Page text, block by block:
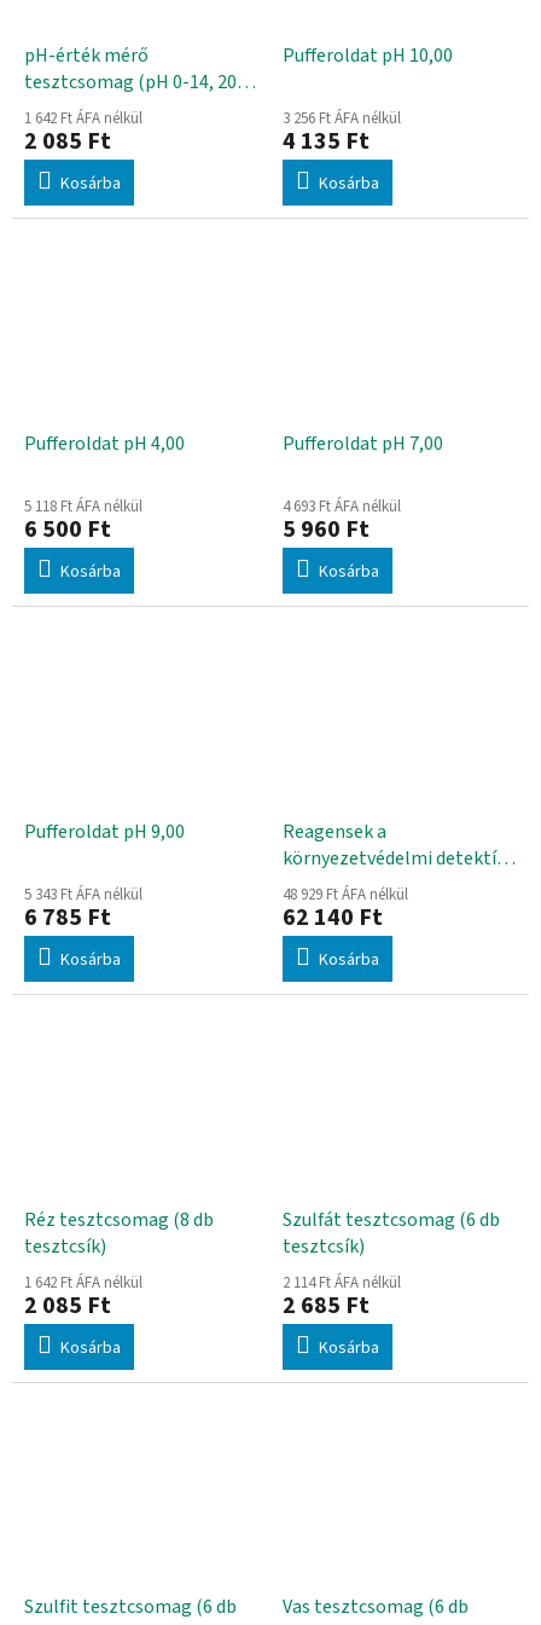
pH-érték mérő
tesztcsomag (pH 0-14, 20
db tesztcsík)
1 642 Ft ÁFA nélkül
2 085 Ft
Kosárba
Pufferoldat pH 10,00
3 256 Ft ÁFA nélkül
4 135 Ft
Kosárba
Pufferoldat pH 4,00
5 118 Ft ÁFA nélkül
6 500 Ft
Kosárba
Pufferoldat pH 7,00
4 693 Ft ÁFA nélkül
5 960 Ft
Kosárba
Pufferoldat pH 9,00
5 343 Ft ÁFA nélkül
6 785 Ft
Kosárba
Reagensek a
környezetvédelmi detektív
kofferhez
48 929 Ft ÁFA nélkül
62 140 Ft
Kosárba
Réz tesztcsomag (8 db
tesztcsík)
1 642 Ft ÁFA nélkül
2 085 Ft
Kosárba
Szulfát tesztcsomag (6 db
tesztcsík)
2 114 Ft ÁFA nélkül
2 685 Ft
Kosárba
Szulfit tesztcsomag (6 db
Vas tesztcsomag (6 db